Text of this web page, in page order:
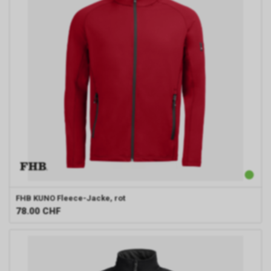
FHB KUNO Fleece-Jacke, rot
78.00 CHF